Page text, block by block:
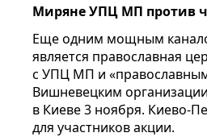
Миряне УПЦ МП против
Еще одним мощным
является православная
с УПЦ МП и
Вишневецким
в Киеве 3 ноября. Киево-
для участников акции.